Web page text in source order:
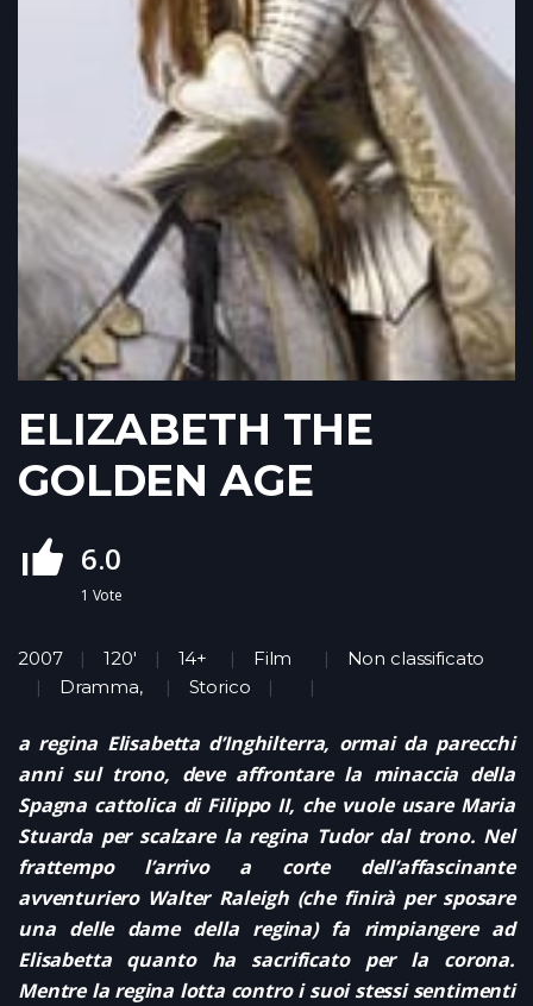
ELIZABETH THE
GOLDEN AGE
6.0
1 Vote
2007 120' 14+ Film
Non classificato
Dramma, Storico
a regina Elisabetta d’Inghilterra, ormai da parecchi
anni sul trono, deve affrontare la minaccia della
Spagna cattolica di Filippo II, che vuole usare Maria
Stuarda per scalzare la regina Tudor dal trono. Nel
frattempo l’arrivo a corte dell’affascinante
avventuriero Walter Raleigh (che finirà per sposare
una delle dame della regina) fa rimpiangere ad
Elisabetta quanto ha sacrificato per la corona.
Mentre la regina lotta contro i suoi stessi sentimenti